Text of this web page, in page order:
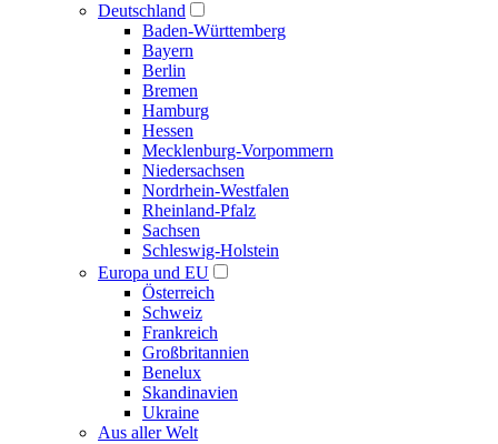
Deutschland
Baden-Württemberg
Bayern
Berlin
Bremen
Hamburg
Hessen
Mecklenburg-Vorpommern
Niedersachsen
Nordrhein-Westfalen
Rheinland-Pfalz
Sachsen
Schleswig-Holstein
Europa und EU
Österreich
Schweiz
Frankreich
Großbritannien
Benelux
Skandinavien
Ukraine
Aus aller Welt